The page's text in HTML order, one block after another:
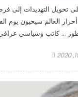
تحويل التهديدات إلى
أحرار العالم سيحيون
سطور … كاتب وسياسي
Posted